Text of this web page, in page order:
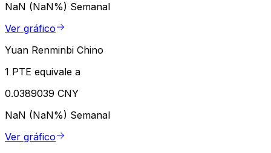
NaN (NaN%) Semanal
Ver gráfico
Yuan Renminbi Chino
1 PTE equivale a
0.0389039 CNY
NaN (NaN%) Semanal
Ver gráfico